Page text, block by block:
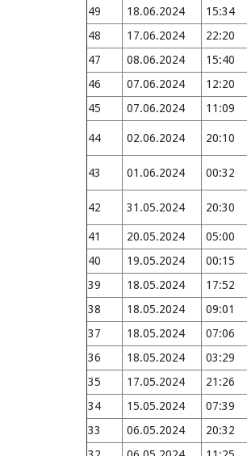
49
18.06.2024 15:34
48
17.06.2024 22:20
47
08.06.2024 15:40
46
07.06.2024 12:20
45
07.06.2024 11:09
44 02.06.2024 20:10
43 01.06.2024 00:32
42 31.05.2024 20:30
41
20.05.2024 05:00
40
19.05.2024 00:15
39
18.05.2024 17:52
38
18.05.2024 09:01
37
18.05.2024 07:06
36
18.05.2024 03:29
35
17.05.2024 21:26
34
15.05.2024 07:39
33
06.05.2024 20:32